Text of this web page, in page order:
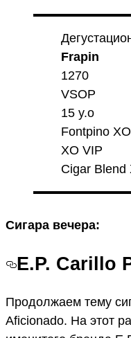
Frapin
1270
VSOP
15 y.o
Fontpino XO
XO VIP
Cigar Blend
Сигара вечера:
E.P. Carillo
Продолжаем тему
Aficionado. На этот